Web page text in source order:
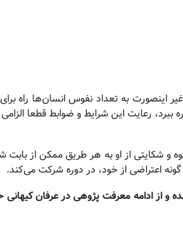
اینصورت به تعداد نفوس انسان‌ها راه
ببرد، رعایت این شرایط و ضوابط قطعا
و شکایتی از او به هر طریق ممکن از
اعتراضی از خود، در دوره شرکت می‌کند.
و از ادامه معرفت پژوهی در عرفان کیهانی